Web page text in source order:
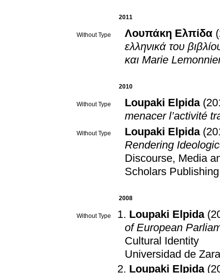
2011
Without Type Λουπάκη Ελπίδα
ελληνικά του
και Marie
2010
Without Type Loupaki Elpida
menacer l’activité
Without Type Loupaki Elpida
Rendering
Discourse, Media
Scholars Publishing
2008
Without Type Loupaki Elpida
of European
Cultural Identity
Universidad de
Loupaki Elpida